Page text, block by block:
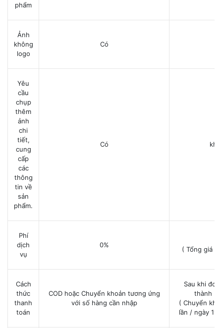
phẩm
Ảnh
không
logo
Có
Yêu
cầu
chụp
thêm
ảnh
chi
tiết,
cung
cấp
các
thông
tin về
sản
phẩm.
Có
Phí
dịch
vụ
0%
( Tổng giá
Cách
thức
thanh
toán
COD hoặc Chuyển khoản tương ứng
với số hàng cần nhập
Sau khi
thành +
( Chuyển
lần / ngày 19